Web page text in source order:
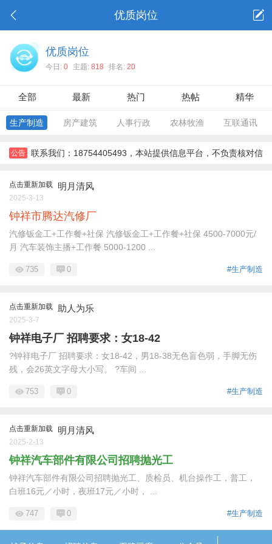
优质岗位
优质岗位
今日: 0 主题: 818 排名: 20
全部 最新 热门 热帖 精华
生产制造 房产建筑 人事行政 农林牧渔 互联通讯
公告 联系我们：18754405493，本站提供信息平台，不负责核对信
点击重新加载 明月清风
2025-3-13
钟祥市腾达汽修厂
汽修钣金工+工作餐+社保 汽修钣金工+工作餐+社保 4500-7000元/
月 汽车装饰主播+工作餐 5000-1200 ...
#生产制造
735 0
点击重新加载 助人为乐
2025-3-7
钟祥电子厂 招聘要求：女18-42
?钟祥电子厂 招聘要求：女18-42，男18-38无色盲色弱，手脚无伤
残，会26英文字母大小写。 ?车间 ...
#生产制造
753 0
点击重新加载 明月清风
2025-2-13
钟祥汽车部件有限公司招聘抛光工
钟祥汽车部件有限公司招聘抛光工、质检员、机台操作工，普工，
白班16元／小时，夜班17元／小时， ...
#生产制造
747 0